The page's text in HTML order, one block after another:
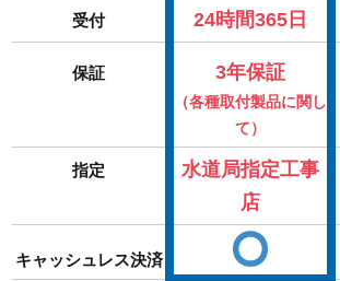
受付 24時間365日
保証 3年保証
（各種取付製品に関し
て）
指定
水道局指定工事
店
キャッシュレス決済